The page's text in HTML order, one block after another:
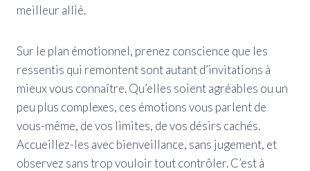
meilleur allié.
Sur le plan émotionnel, prenez conscience que les
ressentis qui remontent sont autant d’invitations à
mieux vous connaître. Qu’elles soient agréables ou un
peu plus complexes, ces émotions vous parlent de
vous-même, de vos limites, de vos désirs cachés.
Accueillez-les avec bienveillance, sans jugement, et
observez sans trop vouloir tout contrôler. C’est à